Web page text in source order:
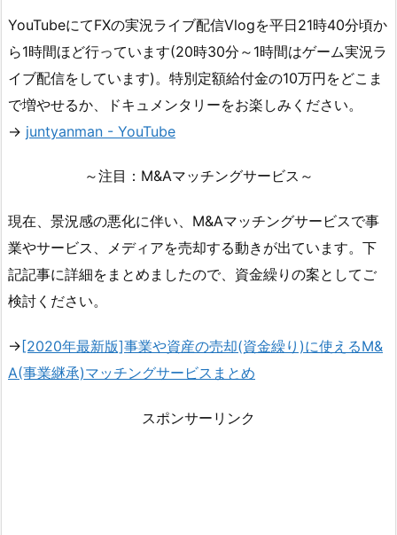
YouTubeにてFXの実況ライブ配信Vlogを平日21時40分頃か
ら1時間ほど行っています(20時30分～1時間はゲーム実況ラ
イブ配信をしています)。特別定額給付金の10万円をどこま
で増やせるか、ドキュメンタリーをお楽しみください。
→ juntyanman - YouTube
～注目：M&Aマッチングサービス～
現在、景況感の悪化に伴い、M&Aマッチングサービスで事
業やサービス、メディアを売却する動きが出ています。下
記記事に詳細をまとめましたので、資金繰りの案としてご
検討ください。
→ [2020年最新版]事業や資産の売却(資金繰り)に使えるM&
A(事業継承)マッチングサービスまとめ
スポンサーリンク